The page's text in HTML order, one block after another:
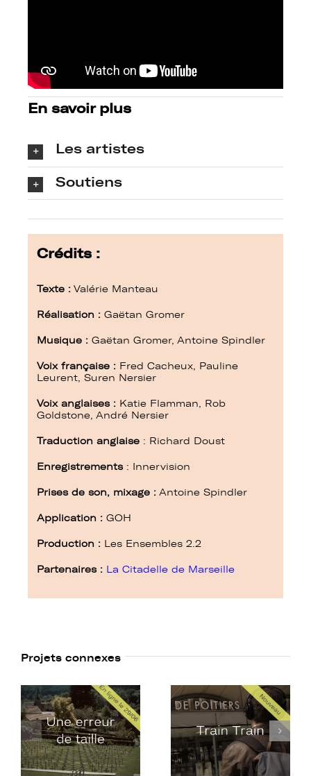
En savoir plus
Les artistes
Soutiens
Crédits :
Texte : Valérie Manteau
Réalisation : Gaëtan Gromer
Musique : Gaëtan Gromer, Antoine Spindler
Voix française : Fred Cacheux, Pauline
Leurent, Suren Nersier
Voix anglaises : Katie Flamman, Rob
Goldstone, André Nersier
Traduction anglaise : Richard Doust
Enregistrements: Innervision
Prises de son, mixage : Antoine Spindler
Application : GOH
Production : Les Ensembles 2.2
Partenaires : La Citadelle de Marseille
Projets connexes